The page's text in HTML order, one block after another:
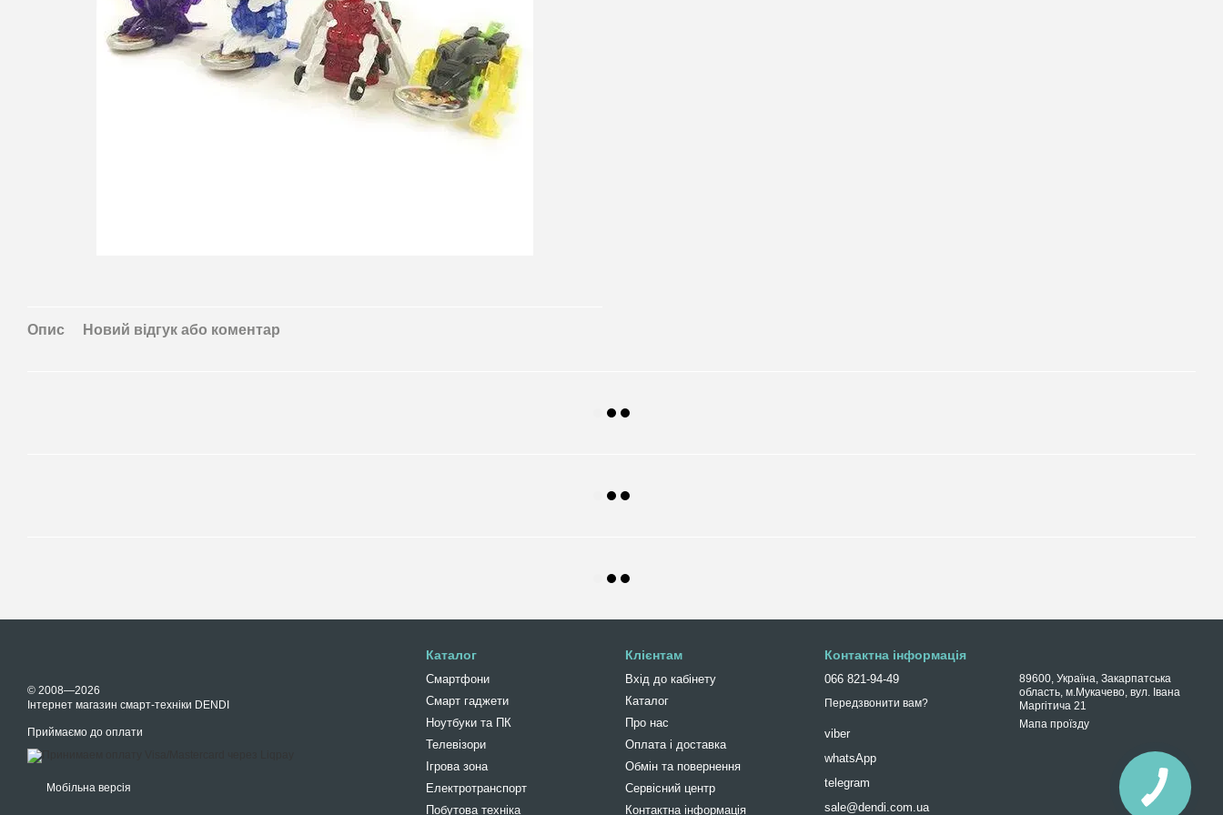
Опис Новий відгук або коментар
© 2008—2026
Інтернет магазин смарт-техніки DENDI
Приймаємо до оплати
Мобільна версія
Каталог
Смартфони
Смарт гаджети
Ноутбуки та ПК
Телевізори
Ігрова зона
Електротранспорт
Побутова техніка
Клієнтам
Вхід до кабінету
Каталог
Про нас
Оплата і доставка
Обмін та повернення
Сервісний центр
Контактна інформація
Контактна інформація
066 821-94-49
Передзвонити вам?
viber
whatsApp
telegram
sale@dendi.com.ua
89600, Україна, Закарпатська
область, м.Мукачево, вул. Івана
Маргітича 21
Мапа проїзду